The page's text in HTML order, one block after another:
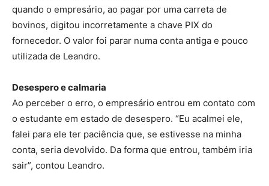
quando o empresário, ao pagar por uma carreta de
bovinos, digitou incorretamente a chave PIX do
fornecedor. O valor foi parar numa conta antiga e pouco
utilizada de Leandro.
Desespero e calmaria
Ao perceber o erro, o empresário entrou em contato com
o estudante em estado de desespero. “Eu acalmei ele,
falei para ele ter paciência que, se estivesse na minha
conta, seria devolvido. Da forma que entrou, também iria
sair”, contou Leandro.